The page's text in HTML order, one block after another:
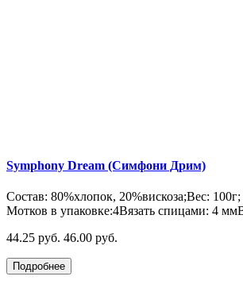
Symphony Dream (Симфони Дрим)
Состав: 80%хлопок, 20%вискоза;Вес:
Мотков в упаковке:4Вязать спицами: 4
44.25 руб. 46.00 руб.
Подробнее